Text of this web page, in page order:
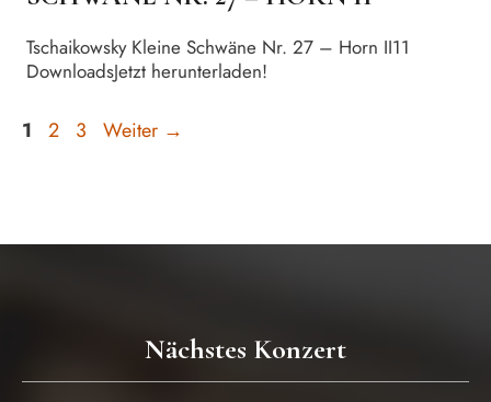
Tschaikowsky Kleine Schwäne Nr. 27 – Horn II11
DownloadsJetzt herunterladen!
Seite
1 Seite
2 Seite
3 Weiter →
Nächstes Konzert